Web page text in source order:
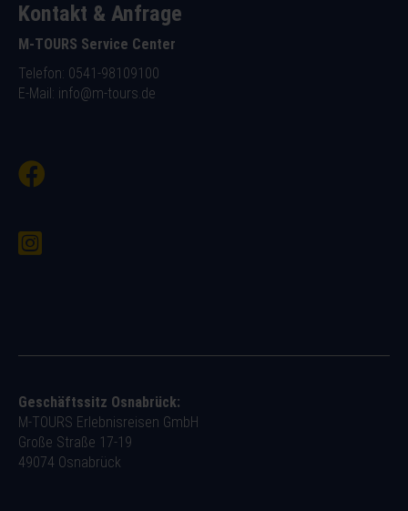
Kontakt & Anfrage
M-TOURS Service Center
Telefon: 0541-98109100
E-Mail: info@m-tours.de
Geschäftssitz Osnabrück:
M-TOURS Erlebnisreisen GmbH
Große Straße 17-19
49074 Osnabrück